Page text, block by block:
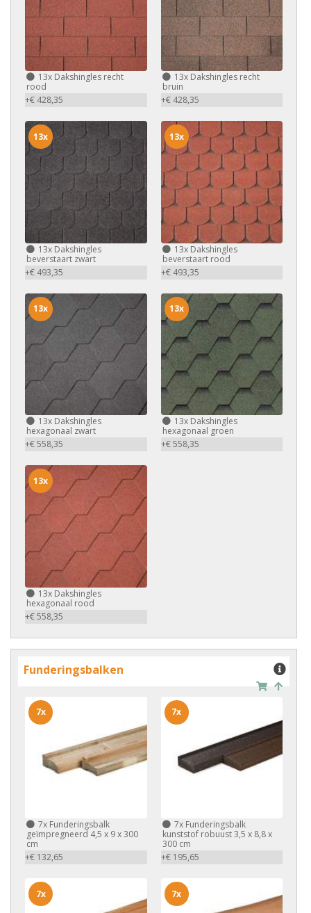
13x Dakshingles recht
rood
+€ 428,35
13xDakshingles recht
bruin
+€ 428,35
13x Dakshingles
beverstaart zwart
+€ 493,35
13x
13xDakshingles
beverstaart rood
+€ 493,35
13x
13x Dakshingles
hexagonaal zwart
+€ 558,35
13x
13xDakshingles
hexagonaal groen
+€ 558,35
13x
13x Dakshingles
hexagonaal rood
+€ 558,35
13x
Funderingsbalken
7x Funderingsbalk
geïmpregneerd 4,5 x 9 x 300
cm
+€ 132,65
7x
7xFunderingsbalk
kunststof robuust 3,5 x 8,8 x
300 cm
+€ 195,65
7x
7x 7x